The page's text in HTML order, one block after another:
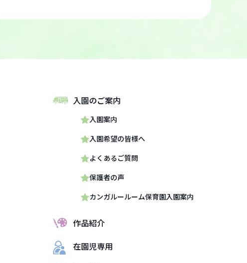
入園のご案内
入園案内
入園希望の皆様へ
よくあるご質問
保護者の声
カンガルールーム保育園入園案内
作品紹介
在園児専用